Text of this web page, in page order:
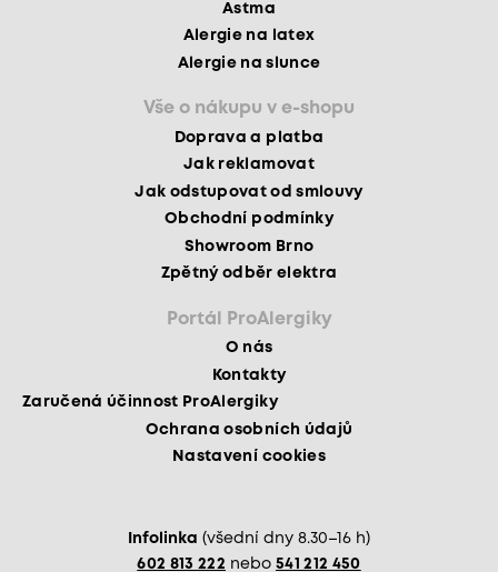
Astma
Alergie na latex
Alergie na slunce
Vše o nákupu v e-shopu
Doprava a platba
Jak reklamovat
Jak odstupovat od smlouvy
Obchodní podmínky
Showroom Brno
Zpětný odběr elektra
Portál ProAlergiky
O nás
Kontakty
Zaručená účinnost ProAlergiky
Ochrana osobních údajů
Nastavení cookies
Infolinka (všední dny 8.30–16 h)
602 813 222 nebo 541 212 450